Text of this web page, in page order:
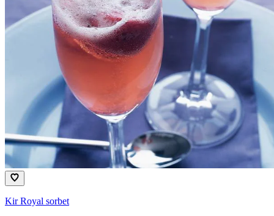
Kir Royal sorbet